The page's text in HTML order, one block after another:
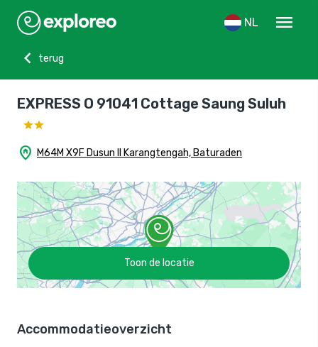
NL
menu
chevron_left
terug
EXPRESS O 91041 Cottage Saung Suluh
home_pin M64M X9F Dusun II Karangtengah, Baturaden
Toon de locatie
Accommodatieoverzicht